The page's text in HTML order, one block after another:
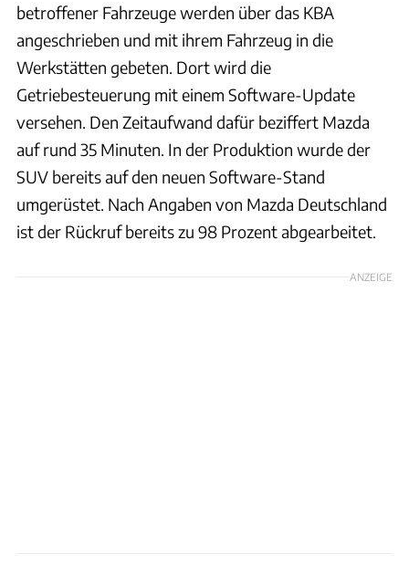
betroffener Fahrzeuge werden über das KBA
angeschrieben und mit ihrem Fahrzeug in die
Werkstätten gebeten. Dort wird die
Getriebesteuerung mit einem Software-Update
versehen. Den Zeitaufwand dafür beziffert Mazda
auf rund 35 Minuten. In der Produktion wurde der
SUV bereits auf den neuen Software-Stand
umgerüstet. Nach Angaben von Mazda Deutschland
ist der Rückruf bereits zu 98 Prozent abgearbeitet.
ANZEIGE